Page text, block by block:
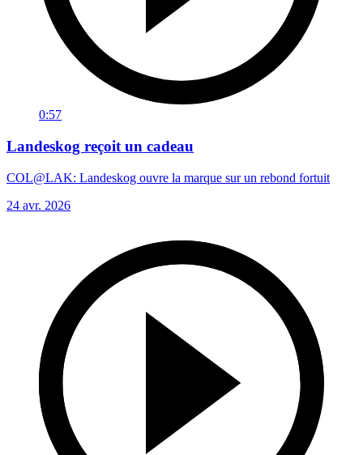
0:57
Landeskog reçoit un cadeau
COL@LAK: Landeskog ouvre la marque sur un rebond fortuit
24 avr. 2026